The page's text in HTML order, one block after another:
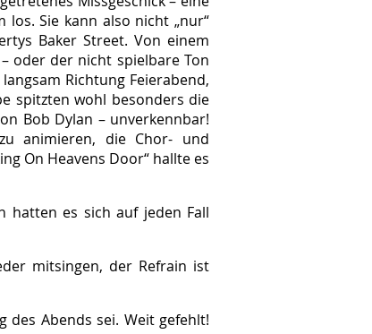
Sie kann also nicht „nur“
Baker Street. Von einem
oder der nicht spielbare Ton
Richtung Feierabend,
spitzten wohl besonders die
Bob Dylan – unverkennbar!
animieren, die Chor- und
On Heavens Door“ hallte es
hatten es sich auf jeden Fall
mitsingen, der Refrain ist
des Abends sei. Weit gefehlt!